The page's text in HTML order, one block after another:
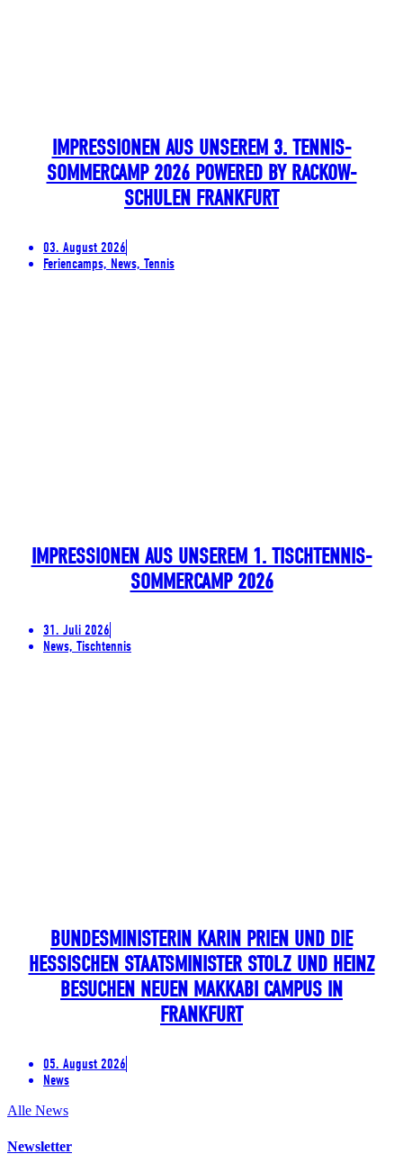
IMPRESSIONEN AUS UNSEREM 3. TENNIS-
SOMMERCAMP 2026 POWERED BY RACKOW-
SCHULEN FRANKFURT
03. August 2026
Feriencamps, News, Tennis
IMPRESSIONEN AUS UNSEREM 1. TISCHTENNIS-
SOMMERCAMP 2026
31. Juli 2026
News, Tischtennis
BUNDESMINISTERIN KARIN PRIEN UND DIE
HESSISCHEN STAATSMINISTER STOLZ UND HEINZ
BESUCHEN NEUEN MAKKABI CAMPUS IN
FRANKFURT
05. August 2026
News
Alle News
Newsletter